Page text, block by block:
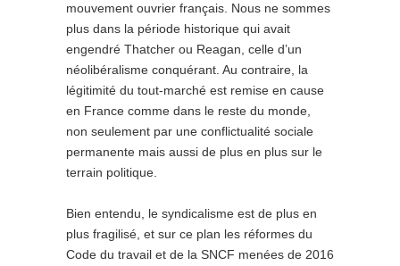
mouvement ouvrier français. Nous ne sommes
plus dans la période historique qui avait
engendré Thatcher ou Reagan, celle d’un
néolibéralisme conquérant. Au contraire, la
légitimité du tout-marché est remise en cause
en France comme dans le reste du monde,
non seulement par une conflictualité sociale
permanente mais aussi de plus en plus sur le
terrain politique.
Bien entendu, le syndicalisme est de plus en
plus fragilisé, et sur ce plan les réformes du
Code du travail et de la SNCF menées de 2016